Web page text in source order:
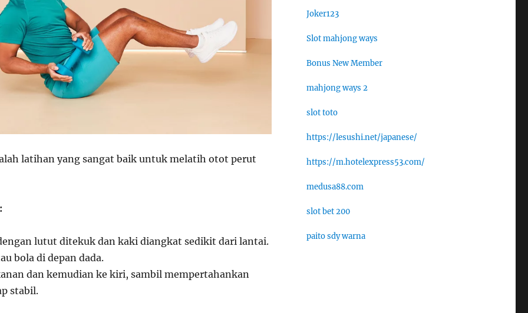
latihan yang sangat baik untuk melatih otot perut
lutut ditekuk dan kaki diangkat sedikit dari lantai.
bola di depan dada.
dan kemudian ke kiri, sambil mempertahankan
stabil.
Joker123
Slot mahjong ways
Bonus New Member
mahjong ways 2
slot toto
https://lesushi.net/japanese/
https://m.hotelexpress53.com/
medusa88.com
slot bet 200
paito sdy warna